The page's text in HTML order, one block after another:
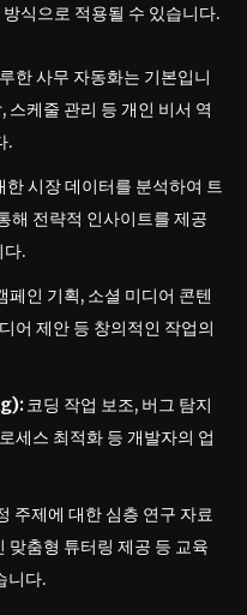
식으로 적용될 수 있습니다.
한 사무 자동화는 기본입니
스케줄 관리 등 개인 비서 역
.
시장 데이터를 분석하여 트
해 전략적 인사이트를 제공
다.
페인 기획, 소셜 미디어 콘텐
어 제안 등 창의적인 작업의
코딩 작업 보조, 버그 탐지
세스 최적화 등 개발자의 업
주제에 대한 심층 연구 자료
맞춤형 튜터링 제공 등 교육
니다.